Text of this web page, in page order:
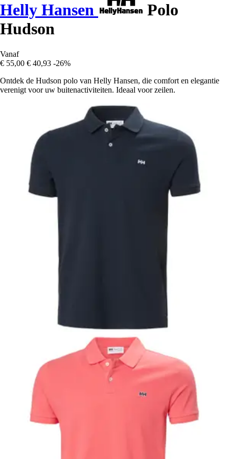
Helly Hansen
Polo
Hudson
Vanaf
€ 55,00 € 40,93 -26%
Ontdek de Hudson polo van Helly Hansen, die comfort en elegantie
verenigt voor uw buitenactiviteiten. Ideaal voor zeilen.